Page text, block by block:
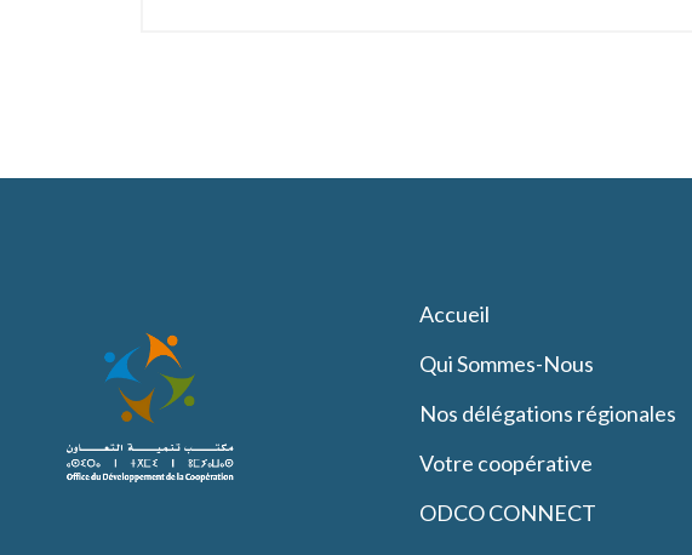
Accueil
Qui Sommes-Nous
Nos délégations régionales
Votre coopérative
ODCO CONNECT